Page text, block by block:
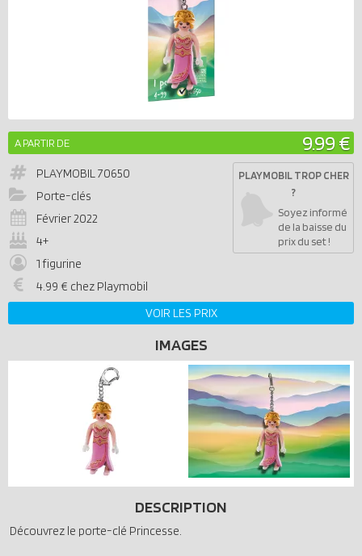
A PARTIR DE 9.99 €
PLAYMOBIL70650
Porte-clés
Février 2022
4+
1 figurine
4.99 € chez Playmobil
PLAYMOBIL TROP CHER
?
Soyez informé
de la baisse du
prix du set !
VOIR LES PRIX
IMAGES
DESCRIPTION
Découvrez le porte-clé Princesse.